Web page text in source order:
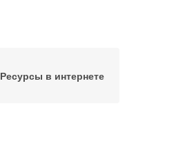
Ресурсы в интернете